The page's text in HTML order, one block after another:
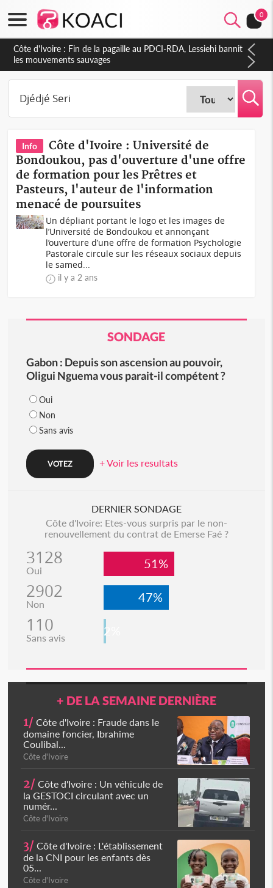
0
Côte d'Ivoire : Fin de la pagaille au PDCI-RDA, Lessiehi bannit
les mouvements sauvages
Info
Côte d'Ivoire : Université de
Bondoukou, pas d'ouverture d'une offre
de formation pour les Prêtres et
Pasteurs, l'auteur de l'information
menacé de poursuites
Un dépliant portant le logo et les images de
l’Université de Bondoukou et annonçant
l’ouverture d’une offre de formation Psychologie
Pastorale circule sur les réseaux sociaux depuis
le samed...
il y a 2 ans
SONDAGE
Gabon : Depuis son ascension au pouvoir,
Oligui Nguema vous parait-il compétent ?
Oui
Non
Sans avis
+ Voir les resultats
DERNIER SONDAGE
Côte d'Ivoire: Etes-vous surpris par le non-
renouvellement du contrat de Emerse Faé ?
3128
Oui 51%
2902
Non 47%
110
Sans avis 2%
+ DE LA SEMAINE DERNIÈRE
1/ Côte d'Ivoire : Fraude dans le
domaine foncier, Ibrahime
Coulibal...
Côte d'Ivoire
2/ Côte d'Ivoire : Un véhicule de
la GESTOCI circulant avec un
numér...
Côte d'Ivoire
3/ Côte d'Ivoire : L'établissement
de la CNI pour les enfants dès
05...
Côte d'Ivoire